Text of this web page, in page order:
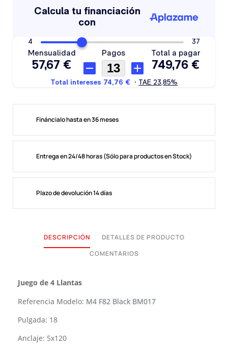
Fináncialo hasta en 36 meses
Entrega en 24/48 horas (Sólo para productos en Stock)
Plazo de devolución 14 días
DESCRIPCIÓN
DETALLES DE PRODUCTO
COMENTARIOS
Juego de 4 Llantas
Referencia Modelo: M4 F82 Black BM017
Pulgada: 18
Anclaje: 5x120